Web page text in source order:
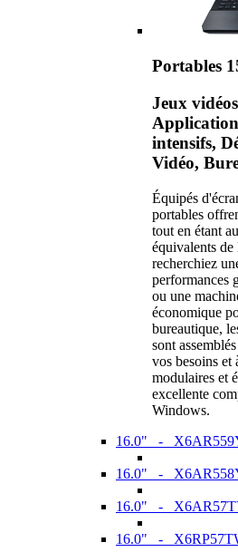
Portables
Jeux
intensifs,
Vidéo,
Équipés
portables
tout en étant
équivalents
recherchiez
performances
ou une
économique
bureautique,
sont
vos besoins et
modulaires et
excellente
Windows.
16.0" -
16.0" -
16.0" -
16.0" -